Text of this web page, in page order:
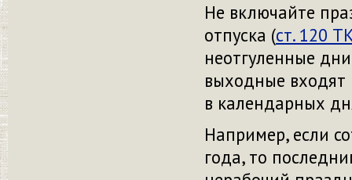
Не включайте
отпуска (ст. 120
неотгуленные
выходные входят
в календарных
Например, если
года, то